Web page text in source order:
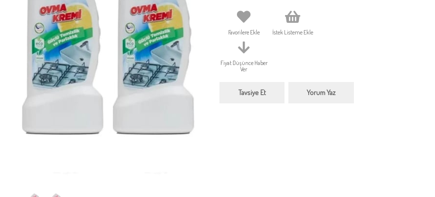
Favorilere Ekle İstek Listeme Ekle
Fiyat Düşünce Haber
Ver
Tavsiye Et Yorum Yaz